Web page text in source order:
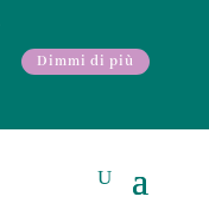
Dimmi di più